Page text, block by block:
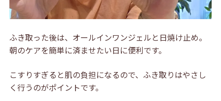
ふき取った後は、オールインワンジェルと日焼け止め。
朝のケアを簡単に済ませたい日に便利です。
こすりすぎると肌の負担になるので、ふき取りはやさし
く行うのがポイントです。